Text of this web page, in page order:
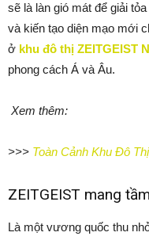
sẽ là làn gió mát để giải
và kiến tạo diện mạo mới
ở khu đô thị ZEITGEIST
phong cách Á và Âu.
Xem thêm:
>>> Toàn Cảnh Khu Đô
ZEITGEIST mang
Là một vương quốc thu